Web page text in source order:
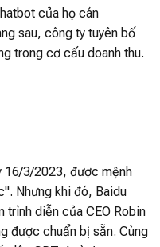
của họ cán
sau, công ty tuyên bố
trong cơ cấu doanh thu.
16/3/2023, được mệnh
Nhưng khi đó, Baidu
trình diễn của CEO Robin
được chuẩn bị sẵn. Cùng